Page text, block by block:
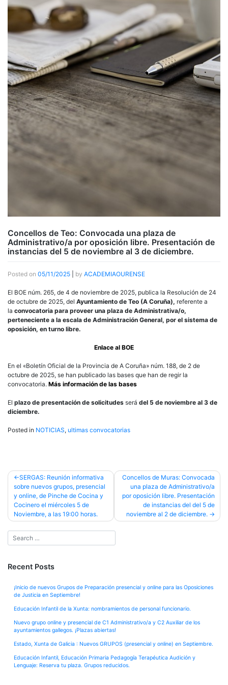
Concellos de Teo: Convocada una plaza de
Administrativo/a por oposición libre. Presentación de
instancias del 5 de noviembre al 3 de diciembre.
Posted on 05/11/2025 by ACADEMIAOURENSE
El BOE núm. 265, de 4 de noviembre de 2025, publica la Resolución de 24
de octubre de 2025, del Ayuntamiento de Teo (A Coruña), referente a
la convocatoria para proveer una plaza de Administrativa/o,
perteneciente a la escala de Administración General, por el sistema de
oposición, en turno libre.
Enlace al BOE
En el «Boletín Oficial de la Provincia de A Coruña» núm. 188, de 2 de
octubre de 2025, se han publicado las bases que han de regir la
convocatoria. Más información de las bases
El plazo de presentación de solicitudes será del 5 de noviembre al 3 de
diciembre.
Posted in NOTICIAS, ultimas convocatorias
Post
navigation
SERGAS: Reunión informativa
sobre nuevos grupos, presencial
y online, de Pinche de Cocina y
Cocinero el miércoles 5 de
Noviembre, a las 19:00 horas.
Concellos de Muras: Convocada
una plaza de Administrativo/a
por oposición libre. Presentación
de instancias del del 5 de
noviembre al 2 de diciembre.
Recent Posts
¡Inicio de nuevos Grupos de Preparación presencial y online para las Oposiciones
de Justicia en Septiembre!
Educación Infantil de la Xunta: nombramientos de personal funcionario.
Nuevo grupo online y presencial de C1 Administrativo/a y C2 Auxiliar de los
ayuntamientos gallegos. ¡Plazas abiertas!
Estado, Xunta de Galicia : Nuevos GRUPOS (presencial y online) en Septiembre.
Educación Infantil, Educación Primaria Pedagogía Terapéutica Audición y
Lenguaje: Reserva tu plaza. Grupos reducidos.